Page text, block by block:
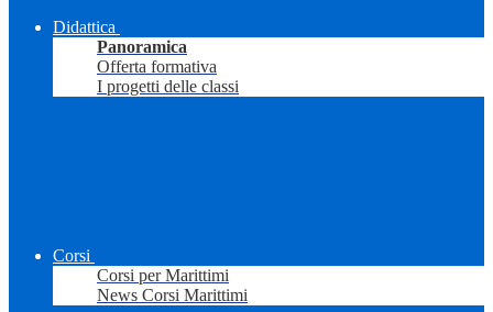
Didattica
Panoramica
Offerta formativa
I progetti delle classi
Corsi
Corsi per Marittimi
News Corsi Marittimi